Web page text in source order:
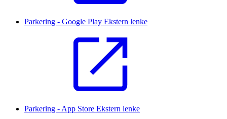
Parkering - Google Play Ekstern lenke
Parkering - App Store Ekstern lenke